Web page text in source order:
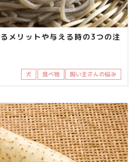
メリットや与える時の3つの注
犬 食べ物 飼い主さんの悩み